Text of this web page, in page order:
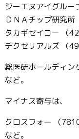
ジーエヌアイグルー
ＤＮＡチップ研究所
タカギセイコー （
デクセリアルズ （
総医研ホールディン
など。
マイナス寄与は、
クロスフォー （7810
など。